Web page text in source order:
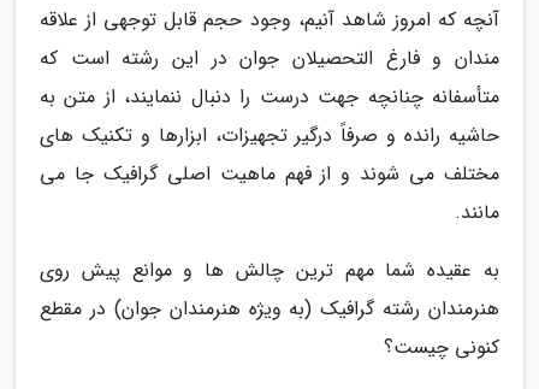
آنچه که امروز شاهد آنیم، وجود حجم قابل توجهی از علاقه
مندان و فارغ التحصیلان جوان در این رشته است که
متأسفانه چنانچه جهت درست را دنبال ننمایند، از متن به
حاشیه رانده و صرفاً درگیر تجهیزات، ابزارها و تکنیک های
مختلف می شوند و از فهم ماهیت اصلی گرافیک جا می
مانند.
به عقیده شما مهم ترین چالش ها و موانع پیش روی
هنرمندان رشته گرافیک (به ویژه هنرمندان جوان) در مقطع
کنونی چیست؟